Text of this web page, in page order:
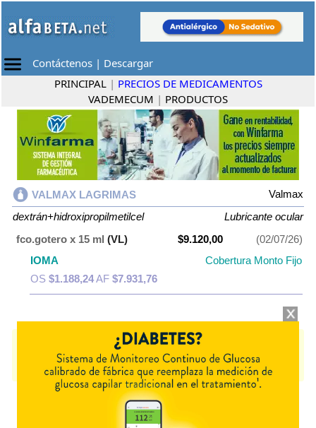
Contáctenos | Descargar
PRINCIPAL | PRECIOS DE MEDICAMENTOS
VADEMECUM | PRODUCTOS
VALMAX LAGRIMAS
Valmax
dextrán+hidroxipropilmetilcel
Lubricante ocular
fco.gotero x 15 ml (VL) $9.120,00
(02/07/26)
IOMA
Cobertura Monto Fijo
OS $1.188,24AF $7.931,76
contienedextrán+hidroxipropilmetilcel
Lubricante ocular . Es producido porValmaxy cuenta con 1
presentación disponible.
Otros productos condextrán+hidroxipropilmetilcel